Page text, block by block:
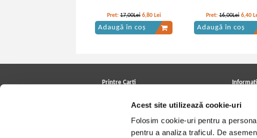
Acest site utilizează cookie-uri
Folosim cookie-uri pentru a
pentru a analiza traficul. De
Pret: 17,00Lei 6,80 Lei
Adaugă în coș
Pret:16,00Lei 6,40
Adaugă în coș
Printre Carti
Achizitii
Cum
Politica